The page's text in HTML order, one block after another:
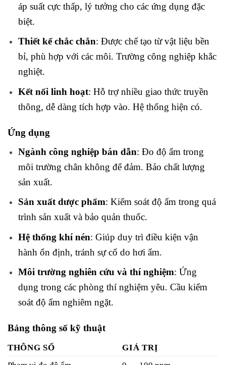
áp suất cực thấp, lý tưởng cho các ứng dụng đặc
biệt.
Thiết kế chắc chắn: Được chế tạo từ vật liệu bền
bỉ, phù hợp với các môi. Trường công nghiệp khắc
nghiệt.
Kết nối linh hoạt: Hỗ trợ nhiều giao thức truyền
thông, dễ dàng tích hợp vào. Hệ thống hiện có.
Ứng dụng
Ngành công nghiệp bán dẫn: Đo độ ẩm trong
môi trường chân không để đảm. Bảo chất lượng
sản xuất.
Sản xuất dược phẩm: Kiểm soát độ ẩm trong quá
trình sản xuất và bảo quản thuốc.
Hệ thống khí nén: Giúp duy trì điều kiện vận
hành ổn định, tránh sự cố do hơi ẩm.
Môi trường nghiên cứu và thí nghiệm: Ứng
dụng trong các phòng thí nghiệm yêu. Cầu kiểm
soát độ ẩm nghiêm ngặt.
Bảng thông số kỹ thuật
THÔNG SỐ
GIÁ TRỊ